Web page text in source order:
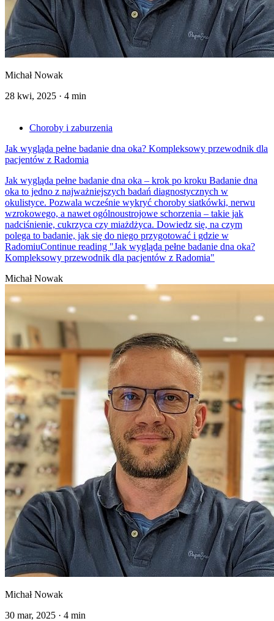
Michał Nowak
28 kwi, 2025 · 4 min
Choroby i zaburzenia
Jak wygląda pełne badanie dna oka? Kompleksowy przewodnik dla
pacjentów z Radomia
Jak wygląda pełne badanie dna oka – krok po kroku Badanie dna
oka to jedno z najważniejszych badań diagnostycznych w
okulistyce. Pozwala wcześnie wykryć choroby siatkówki, nerwu
wzrokowego, a nawet ogólnoustrojowe schorzenia – takie jak
nadciśnienie, cukrzyca czy miażdżyca. Dowiedz się, na czym
polega to badanie, jak się do niego przygotować i gdzie w
RadomiuContinue reading "Jak wygląda pełne badanie dna oka?
Kompleksowy przewodnik dla pacjentów z Radomia"
Michał Nowak
Michał Nowak
30 mar, 2025 · 4 min